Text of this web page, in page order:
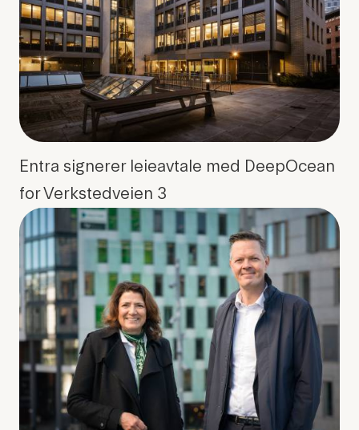
Entra signerer leieavtale med DeepOcean
for Verkstedveien 3